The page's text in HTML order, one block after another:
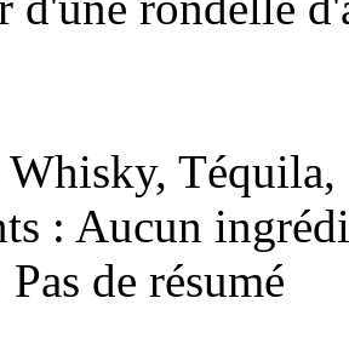
Téquila,
: Aucun
de résumé